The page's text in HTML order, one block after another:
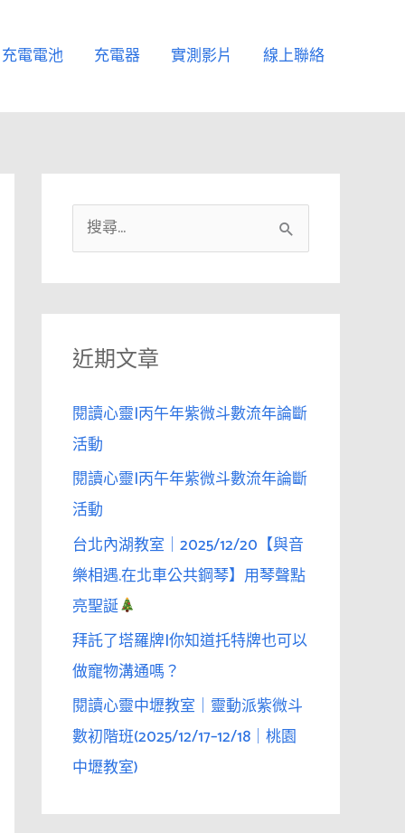
充電電池 充電器 實測影片 線上聯絡
尋
關
鍵
字
近期文章
閱讀心靈|丙午年紫微斗數流年論斷
活動
閱讀心靈|丙午年紫微斗數流年論斷
活動
台北內湖教室｜2025/12/20【與音
樂相遇.在北車公共鋼琴】用琴聲點
亮聖誕
拜託了塔羅牌|你知道托特牌也可以
做寵物溝通嗎？
閱讀心靈中壢教室｜靈動派紫微斗
數初階班(2025/12/17–12/18｜桃園
中壢教室)